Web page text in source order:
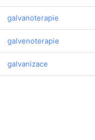
galvanoterapie
galvenoterapie
galvanizace